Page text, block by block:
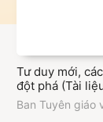
Tư duy mới,
đột phá (Tài
thông tin đối
về đại hội đại
Ban Tuyên giáo